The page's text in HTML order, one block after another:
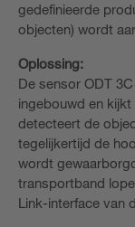
gedefinieerde
objecten) wordt
Oplossing:
De sensor ODT
ingebouwd en
detecteert de
tegelijkertijd de
wordt
transportband
Link-interface van